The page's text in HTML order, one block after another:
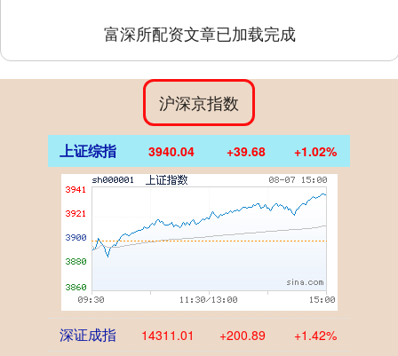
富深所配资文章已加载完成
沪深京指数
上证综指 3940.04 +39.68 +1.02%
深证成指 14311.01 +200.89 +1.42%